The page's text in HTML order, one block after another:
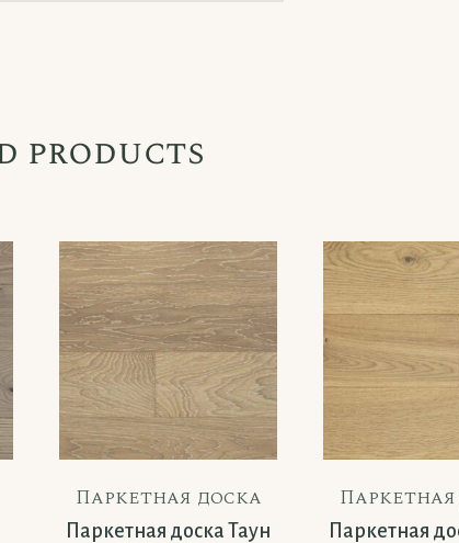
products
Паркетная доска
Паркетная доска Таун
Паркетная